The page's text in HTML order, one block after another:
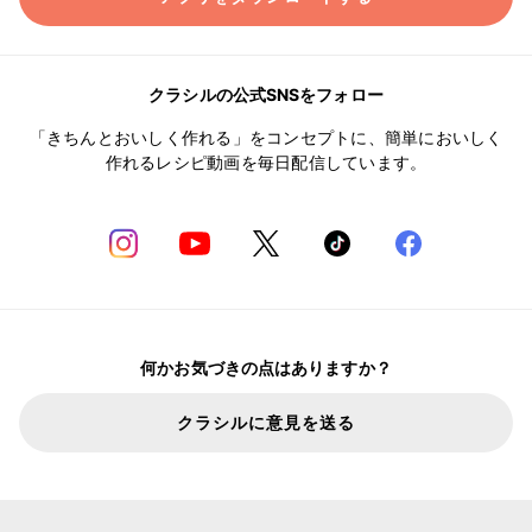
クラシルの公式SNSをフォロー
「きちんとおいしく作れる」をコンセプトに、簡単においしく
作れるレシピ動画を毎日配信しています。
何かお気づきの点はありますか？
クラシルに意見を送る